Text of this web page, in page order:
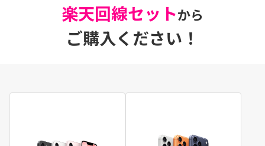
楽天回線セットから
ご購入ください！